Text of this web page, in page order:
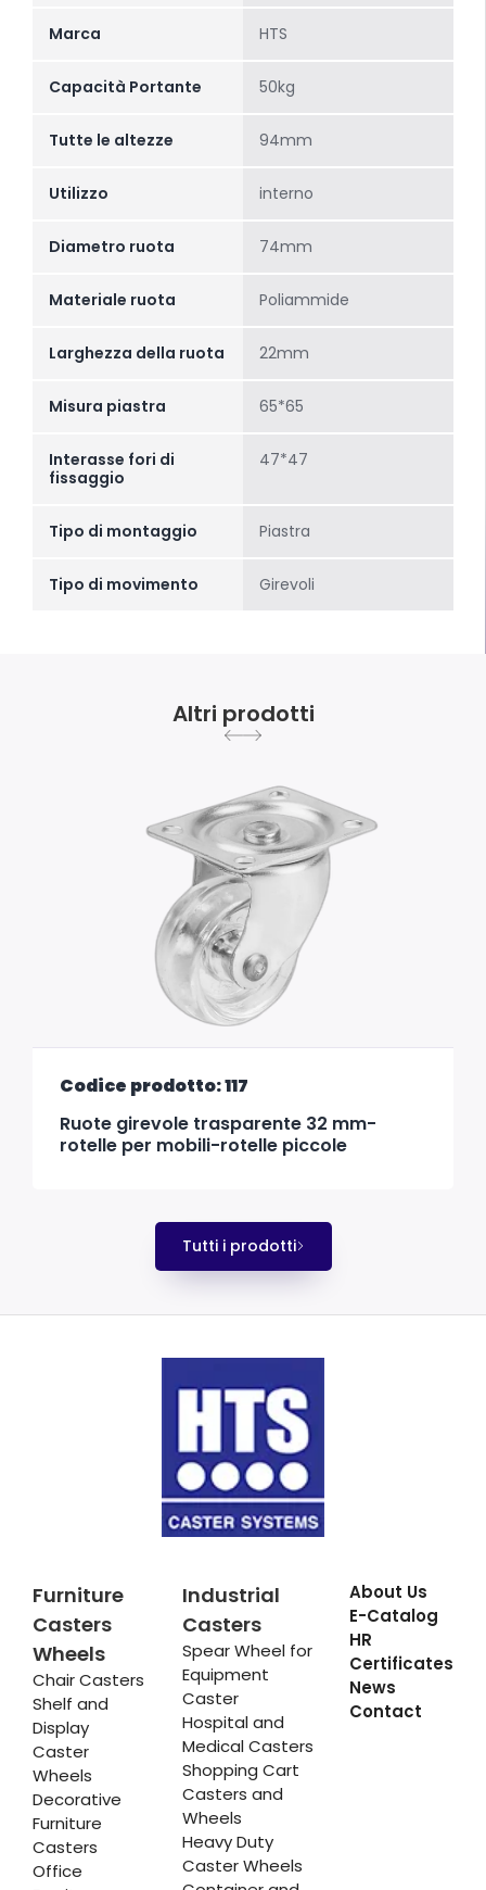
Marca HTS
Capacità Portante 50kg
Tutte le altezze 94mm
Utilizzo interno
Diametro ruota 74mm
Materiale ruota Poliammide
Larghezza della ruota 22mm
Misura piastra 65*65
Interasse fori di
fissaggio
47*47
Tipo di montaggio Piastra
Tipo di movimento Girevoli
Altri prodotti
Codice prodotto: 117
Ruote girevole trasparente 32 mm-
rotelle per mobili-rotelle piccole
Tutti i prodotti
Furniture
Casters
Wheels
Chair Casters
Shelf and
Display
Caster
Wheels
Decorative
Furniture
Casters
Office
Industrial
Casters
Spear Wheel for
Equipment
Caster
Hospital and
Medical Casters
Shopping Cart
Casters and
Wheels
Heavy Duty
Caster Wheels
About Us
E-Catalog
HR
Certificates
News
Contact